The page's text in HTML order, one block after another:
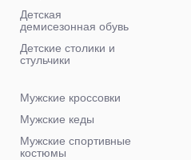
Детская
демисезонная обувь
Детские столики и
стульчики
Мужские кроссовки
Мужские кеды
Мужские спортивные
костюмы